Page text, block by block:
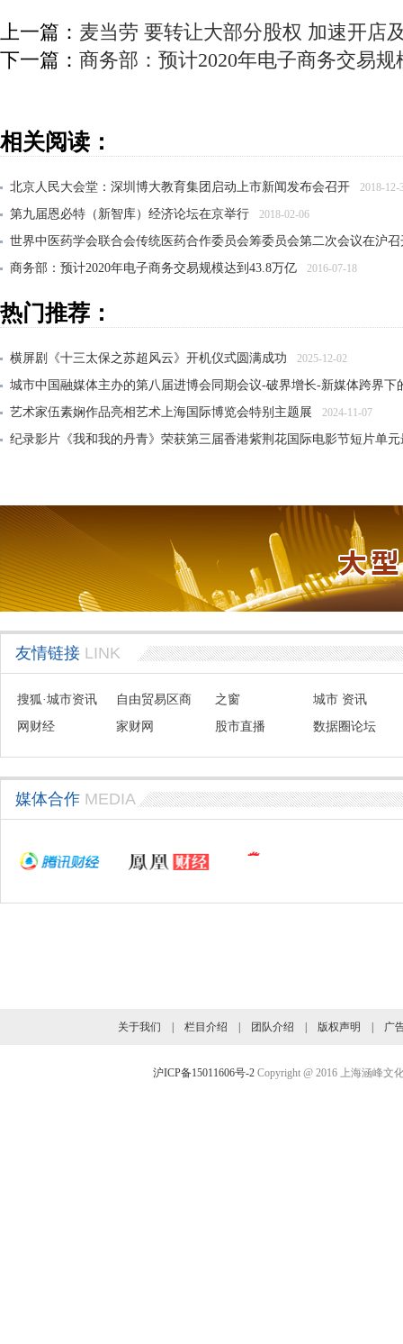
上一篇： 麦当劳 要转让大部分股权 加速开店
下一篇： 商务部：预计2020年电子商务交易规
相关阅读：
北京人民大会堂：深圳博大教育集团启动上市新闻发布会召开 2018-12-
第九届恩必特（新智库）经济论坛在京举行 2018-02-06
世界中医药学会联合会传统医药合作委员会筹委员会第二次会议在沪召
商务部：预计2020年电子商务交易规模达到43.8万亿
2016-07-18
热门推荐：
横屏剧《十三太保之苏超风云》开机仪式圆满成功 2025-12-02
城市中国融媒体主办的第八届进博会同期会议-破界增长-新媒体跨界下
艺术家伍素娴作品亮相艺术上海国际博览会特别主题展
2024-11-07
纪录影片《我和我的丹青》荣获第三届香港紫荆花国际电影节短片单
友情链接 LINK
搜狐·城市资讯
自由贸易区商
会联盟
之窗
城市 资讯
网财经
家财网 股市直播 数据圈论坛
媒体合作 MEDIA
关于我们 | 栏目介绍 | 团队介绍 | 版权声明 | 广
沪ICP备15011606号-2 Copyright @ 2016 上海涵峰文